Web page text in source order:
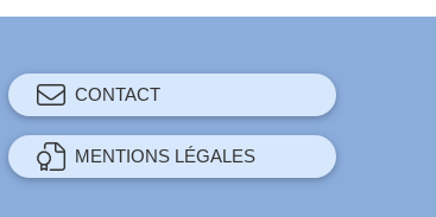
CONTACT
MENTIONS LÉGALES